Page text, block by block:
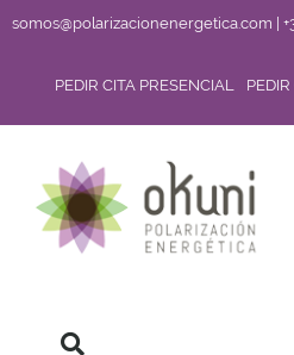
somos@polarizacionenergetica.com |
PEDIR CITA PRESENCIAL